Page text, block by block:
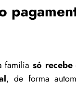
família só recebe
, de forma